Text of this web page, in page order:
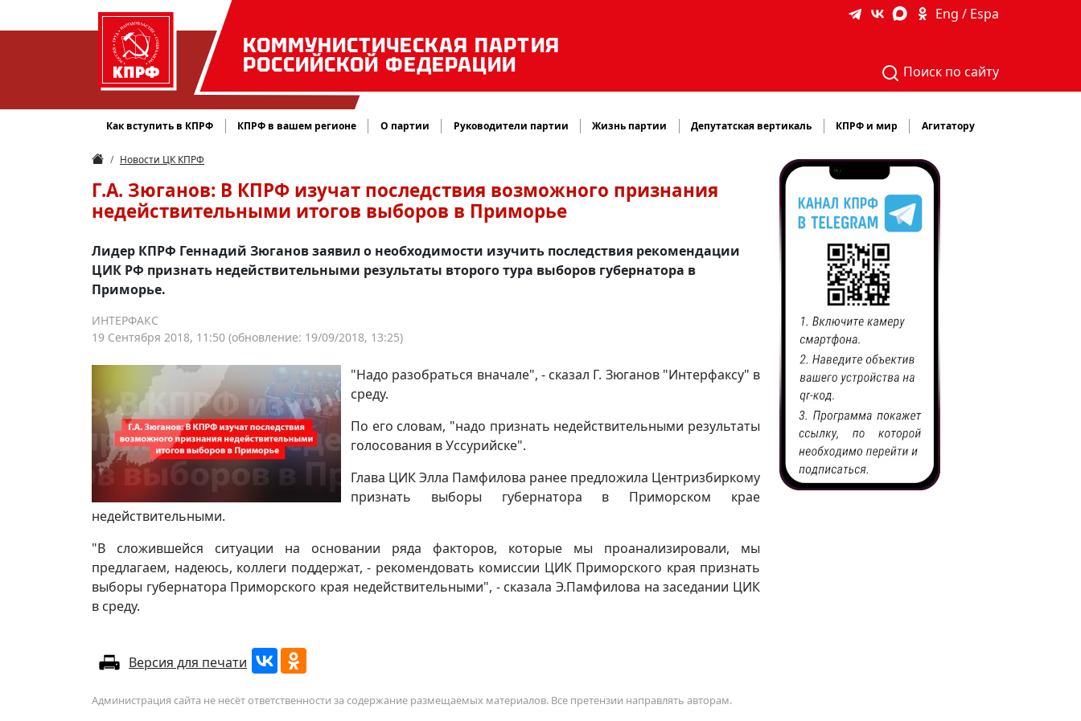
КОММУНИСТИЧЕСКАЯ ПАРТИЯ
РОССИЙСКОЙ ФЕДЕРАЦИИ
Eng / Espa
Поиск по сайту
Как вступить в КПРФ КПРФ в вашем регионе О партии Руководители партии Жизнь партии Депутатская вертикаль КПРФ и мир Агитатору
Новости ЦК КПРФ
Г.А. Зюганов: В КПРФ изучат последствия возможного признания
недействительными итогов выборов в Приморье
Лидер КПРФ Геннадий Зюганов заявил о необходимости изучить последствия рекомендации
ЦИК РФ признать недействительными результаты второго тура выборов губернатора в
Приморье.
ИНТЕРФАКС
19 Сентября 2018, 11:50 (обновление: 19/09/2018, 13:25)
"Надо разобраться вначале", - сказал Г. Зюганов "Интерфаксу" в
среду.
По его словам, "надо признать недействительными результаты
голосования в Уссурийске".
Глава ЦИК Элла Памфилова ранее предложила Центризбиркому
признать выборы губернатора в Приморском крае
недействительными.
"В сложившейся ситуации на основании ряда факторов, которые мы проанализировали, мы
предлагаем, надеюсь, коллеги поддержат, - рекомендовать комиссии ЦИК Приморского края признать
выборы губернатора Приморского края недействительными", - сказала Э.Памфилова на заседании ЦИК
в среду.
Версия для печати
Администрация сайта не несёт ответственности за содержание размещаемых материалов. Все претензии направлять авторам.